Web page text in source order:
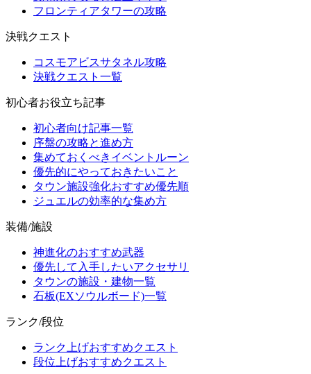
フロンティアタワーの攻略
決戦クエスト
コスモアビスサタネル攻略
決戦クエスト一覧
初心者お役立ち記事
初心者向け記事一覧
序盤の攻略と進め方
集めておくべきイベントルーン
優先的にやっておきたいこと
タウン施設強化おすすめ優先順
ジュエルの効率的な集め方
装備/施設
神進化のおすすめ武器
優先して入手したいアクセサリ
タウンの施設・建物一覧
石板(EXソウルボード)一覧
ランク/段位
ランク上げおすすめクエスト
段位上げおすすめクエスト